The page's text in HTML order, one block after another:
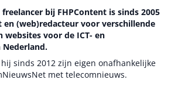
bij FHPContent is sinds 2005
(web)redacteur voor verschillende
websites voor de ICT- en
sinds 2012 zijn eigen onafhankelijke
met telecomnieuws.